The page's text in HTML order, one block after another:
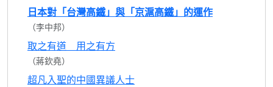
日本對「台灣高鐵」與「京滬高鐵」的運作
（李中邦）
取之有道 用之有方
（蔣欽堯）
超凡入聖的中國異議人士